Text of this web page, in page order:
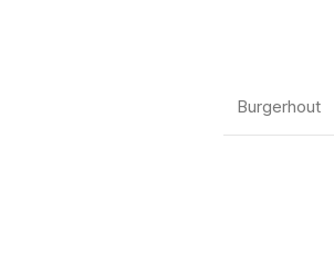
Burgerhout